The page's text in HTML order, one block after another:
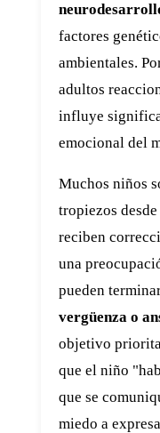
factores
ambientales.
adultos
influye
emocional del
Muchos niños
tropiezos
reciben
una
pueden
vergüenza o
objetivo
que el niño
que se
miedo a